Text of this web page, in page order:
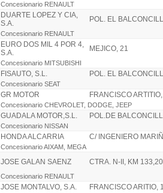
Concesionario RENAULT
DUARTE LOPEZ Y CIA,
S.A.
POL. EL
Concesionario RENAULT
EURO DOS MIL 4 POR 4,
S.A.
MEJICO, 21
Concesionario MITSUBISHI
FISAUTO, S.L. POL. EL
Concesionario SEAT
GR MOTOR FRANCISCO
Concesionario CHEVROLET, DODGE, JEEP
GUADALA MOTOR,S.L. POL.DE
Concesionario NISSAN
HONDA ALCARRIA C/ INGENIERO
Concesionario AIXAM, MEGA
JOSE GALAN SAENZ CTRA. N-II, KM
Concesionario RENAULT
JOSE MONTALVO, S.A. FRANCISCO ARITIO,